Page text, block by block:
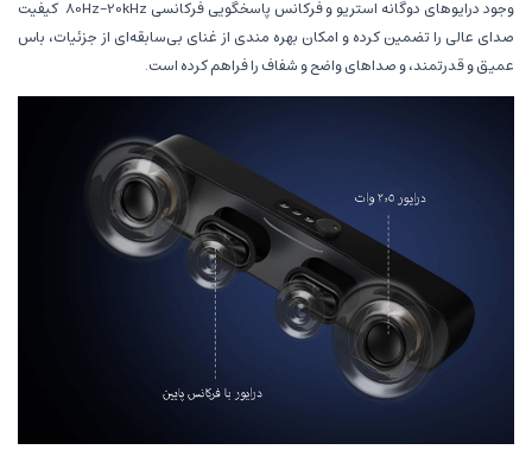
وجود درایوهای دوگانه استریو و فرکانس پاسخگویی فرکانسی
کیفیت
صدای عالی را تضمین کرده و امکان بهره مندی از غنای بی‌سابقه‌ای از جزئیات، باس
عمیق و قدرتمند، و صداهای واضح و شفاف را فراهم کرده است.